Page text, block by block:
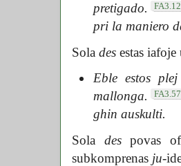
pretigado.
pri la maniero
Solades estas
Eble estos
mallonga.
FA3.57
ghin auskulti.
Sola despovas
subkomprenas ju-